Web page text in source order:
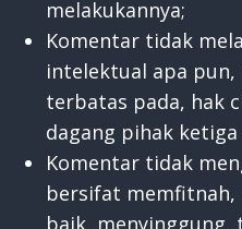
melakukannya;
Komentar tidak
intelektual apa
terbatas pada, hak
dagang pihak
Komentar tidak
bersifat memfitnah,
baik, menyinggung,